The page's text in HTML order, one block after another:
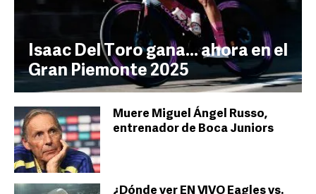
Isaac Del Toro gana... ahora en el
Gran Piemonte 2025
Muere Miguel Ángel Russo,
entrenador de Boca Juniors
¿Dónde ver EN VIVO Eagles vs.